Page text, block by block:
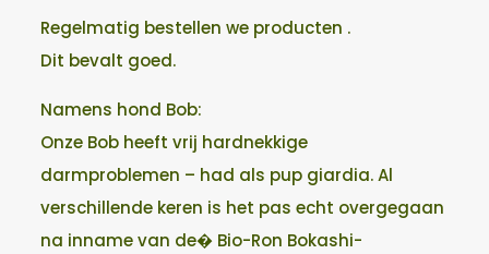
Regelmatig bestellen we producten .
Dit bevalt goed.
Namens hond Bob:
Onze Bob heeft vrij hardnekkige
darmproblemen – had als pup giardia. Al
verschillende keren is het pas echt overgegaan
na inname van de� Bio-Ron Bokashi-